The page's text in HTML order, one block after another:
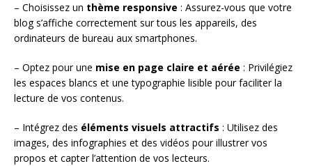
– Choisissez un thème responsive : Assurez-vous que votre
blog s’affiche correctement sur tous les appareils, des
ordinateurs de bureau aux smartphones.
– Optez pour une mise en page claire et aérée : Privilégiez
les espaces blancs et une typographie lisible pour faciliter la
lecture de vos contenus.
– Intégrez des éléments visuels attractifs : Utilisez des
images, des infographies et des vidéos pour illustrer vos
propos et capter l’attention de vos lecteurs.